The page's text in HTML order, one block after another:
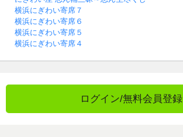
横浜にぎわい寄席７
横浜にぎわい寄席６
横浜にぎわい寄席５
横浜にぎわい寄席４
ログイン/無料会員登録